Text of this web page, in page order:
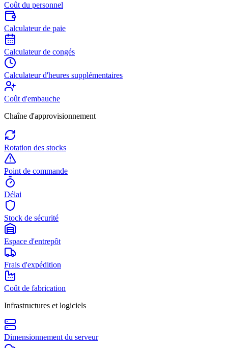
Coût du personnel
Calculateur de paie
Calculateur de congés
Calculateur d'heures supplémentaires
Coût d'embauche
Chaîne d'approvisionnement
Rotation des stocks
Point de commande
Délai
Stock de sécurité
Espace d'entrepôt
Frais d'expédition
Coût de fabrication
Infrastructures et logiciels
Dimensionnement du serveur